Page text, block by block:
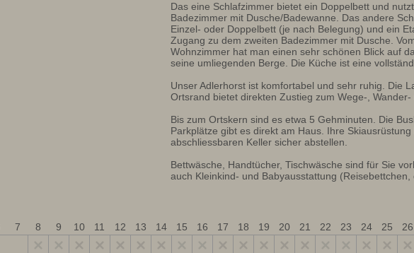
Das eine Schlafzimmer bietet ein Doppelbett und
Badezimmer mit Dusche/Badewanne. Das andere
Einzel- oder Doppelbett (je nach Belegung) und ein
Zugang zu dem zweiten Badezimmer mit Dusche.
Wohnzimmer hat man einen sehr schönen Blick auf
seine umliegenden Berge. Die Küche ist eine
Unser Adlerhorst ist komfortabel und sehr ruhig. Die
Ortsrand bietet direkten Zustieg zum Wege-, Wander-
Bis zum Ortskern sind es etwa 5 Gehminuten. Die
Parkplätze gibt es direkt am Haus. Ihre Skiausrüstung
abschliessbaren Keller sicher abstellen.
Bettwäsche, Handtücher, Tischwäsche sind für Sie
auch Kleinkind- und Babyausstattung (Reisebettchen,
7 8 9 10 11 12 13 14 15 16 17 18 19 20 21 22 23 24 25 26